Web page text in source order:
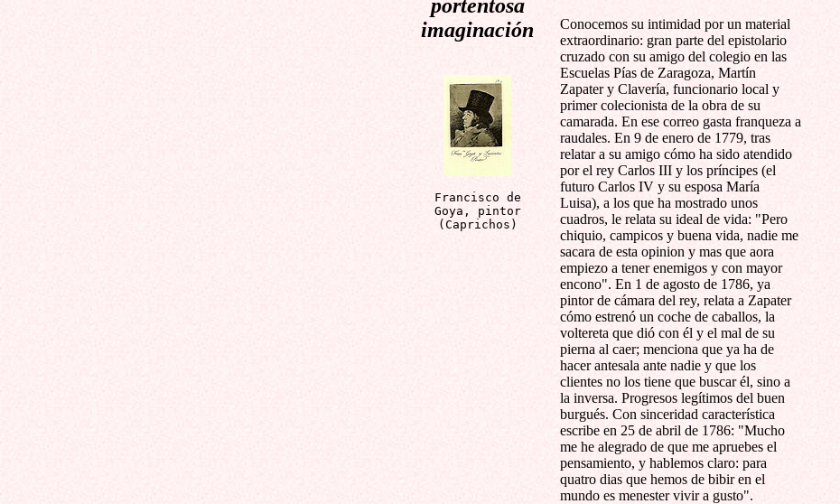
portentosa
imaginación
Francisco de
Goya, pintor
(Caprichos)
Conocemos su intimidad por un material
extraordinario: gran parte del epistolario
cruzado con su amigo del colegio en las
Escuelas Pías de Zaragoza, Martín
Zapater y Clavería, funcionario local y
primer colecionista de la obra de su
camarada. En ese correo gasta franqueza a
raudales. En 9 de enero de 1779, tras
relatar a su amigo cómo ha sido atendido
por el rey Carlos III y los príncipes (el
futuro Carlos IV y su esposa María
Luisa), a los que ha mostrado unos
cuadros, le relata su ideal de vida: "Pero
chiquio, campicos y buena vida, nadie me
sacara de esta opinion y mas que aora
empiezo a tener enemigos y con mayor
encono". En 1 de agosto de 1786, ya
pintor de cámara del rey, relata a Zapater
cómo estrenó un coche de caballos, la
voltereta que dió con él y el mal de su
pierna al caer; menciona que ya ha de
hacer antesala ante nadie y que los
clientes no los tiene que buscar él, sino a
la inversa. Progresos legítimos del buen
burgués. Con sinceridad característica
escribe en 25 de abril de 1786: "Mucho
me he alegrado de que me apruebes el
pensamiento, y hablemos claro: para
quatro dias que hemos de bibir en el
mundo es menester vivir a gusto".